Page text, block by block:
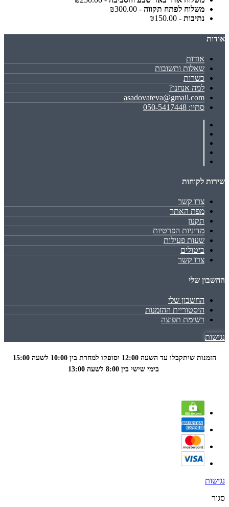
משלוח לפתח תקווה - ₪300.00
נתיבות - ₪150.00
אודות
אודות
שאלות ותשובות
כשרות
למה אנחנו?
asadovateva@gmail.com
סתיו: 050-5417448
שירות לקוחות
צרו קשר
מפת האתר
תקנון
מדיניות הפרטיות
שעות פעילות
ביטולים
צרו קשר
החשבון שלי
החשבון שלי
היסטוריית ההזמנות
רשימת תפוצה
נגישות
הזמנות שיתקבלו עד השעה 12:00 יסופקו למחרת בין 10:00 לשעה
15:00
נגישות
סגור